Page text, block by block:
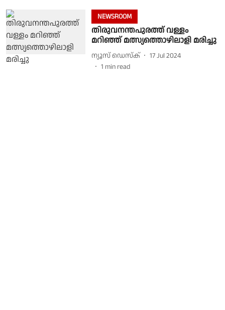
NEWSROOM
തിരുവനന്തപുരത്ത് വള്ളം
മറിഞ്ഞ് മത്സ്യത്തൊഴിലാളി മരിച്ചു
ന്യൂസ് ഡെസ്ക്
17 Jul 2024
1 min read